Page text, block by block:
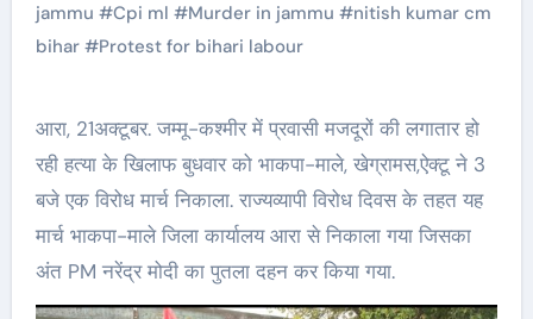
jammu #Cpi ml #Murder in jammu #nitish kumar cm
bihar#Protest for bihari labour
आरा, 21अक्टूबर. जम्मू-कश्मीर में प्रवासी मजदूरों की लगातार हो
रही हत्या के खिलाफ बुधवार को भाकपा-माले, खेग्रामस,ऐक्टू ने 3
बजे एक विरोध मार्च निकाला. राज्यव्यापी विरोध दिवस के तहत यह
मार्च भाकपा-माले जिला कार्यालय आरा से निकाला गया जिसका
अंत PM नरेंद्र मोदी का पुतला दहन कर किया गया.